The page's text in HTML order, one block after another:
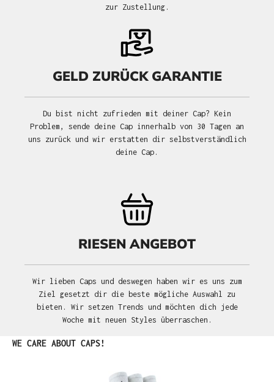
zur Zustellung.
GELD ZURÜCK GARANTIE
Du bist nicht zufrieden mit deiner Cap? Kein
Problem, sende deine Cap innerhalb von 30 Tagen an
uns zurück und wir erstatten dir selbstverständlich
deine Cap.
RIESEN ANGEBOT
Wir lieben Caps und deswegen haben wir es uns zum
Ziel gesetzt dir die beste mögliche Auswahl zu
bieten. Wir setzen Trends und möchten dich jede
Woche mit neuen Styles überraschen.
Produktgalerie überspringen
WE CARE ABOUT CAPS!